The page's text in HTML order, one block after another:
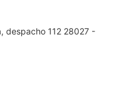
despacho 112 28027 -